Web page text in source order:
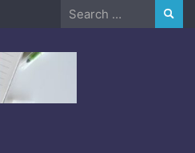
Search